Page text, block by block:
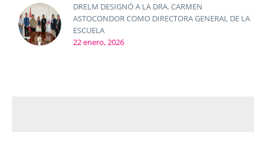
DRELM DESIGNÓ A LA DRA. CARMEN
ASTOCONDOR COMO DIRECTORA GENERAL DE LA
ESCUELA
22 enero, 2026